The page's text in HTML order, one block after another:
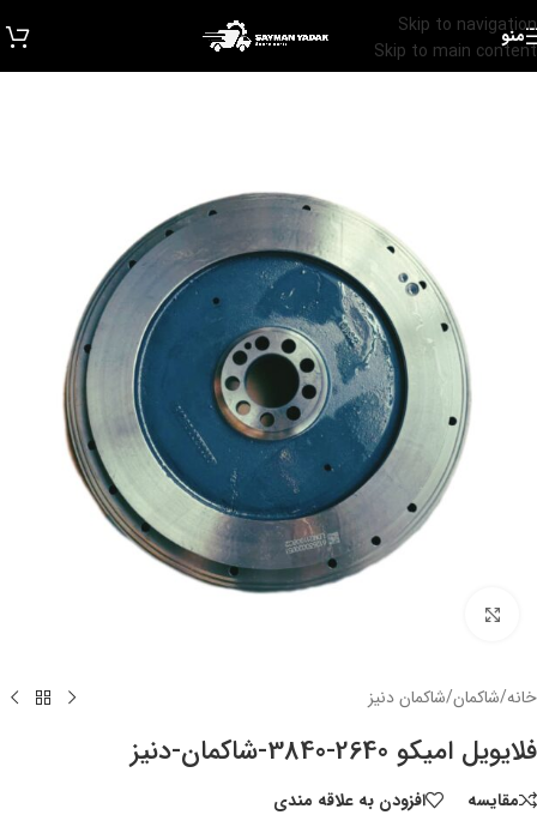
Skip to navigation
Skip to main content
منو
خانه/شاکمان/شاکمان دنیز
فلایویل امیکو 2640-3840-شاکمان-دنیز
مقایسه افزودن به علاقه مندی